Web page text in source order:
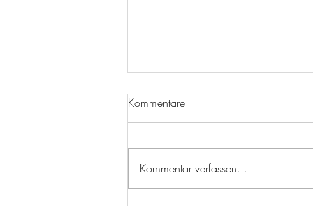
Kommentare
Kommentar verfassen...